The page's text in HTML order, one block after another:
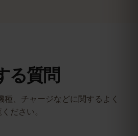
る質問
、チャージなどに関するよく
ださい。